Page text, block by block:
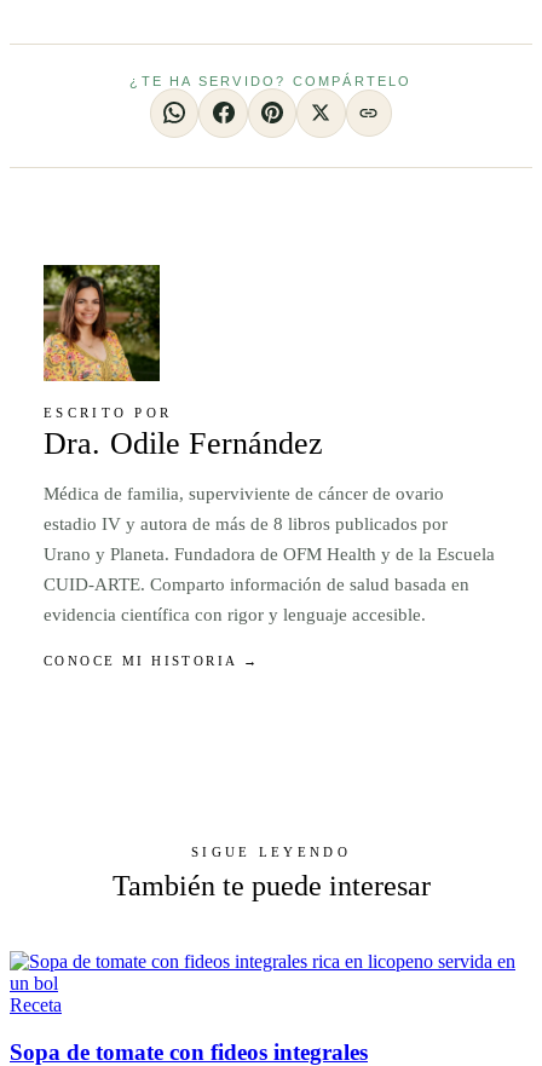
¿TE HA SERVIDO? COMPÁRTELO
ESCRITO POR
Dra. Odile Fernández
Médica de familia, superviviente de cáncer de ovario
estadio IV y autora de más de 8 libros publicados por
Urano y Planeta. Fundadora de OFM Health y de la Escuela
CUID-ARTE. Comparto información de salud basada en
evidencia científica con rigor y lenguaje accesible.
CONOCE MI HISTORIA →
SIGUE LEYENDO
También te puede interesar
Receta
Sopa de tomate con fideos integrales